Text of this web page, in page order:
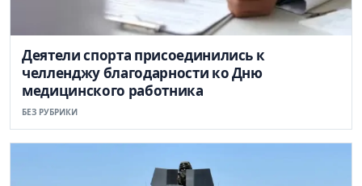
Деятели спорта присоединились к
челленджу благодарности ко Дню
медицинского работника
БЕЗ РУБРИКИ